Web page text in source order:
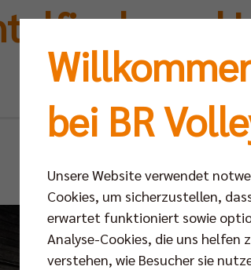
und
Mi 24.06.2026
bei BR
Unsere Website verwendet
Cookies, um sicherzustellen,
erwartet funktioniert sowie
Analyse-Cookies, die uns helfen
verstehen, wie Besucher sie